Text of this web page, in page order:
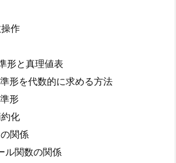
作
形と真理値表
形を代数的に求める方法
形
化
関係
ル関数の関係